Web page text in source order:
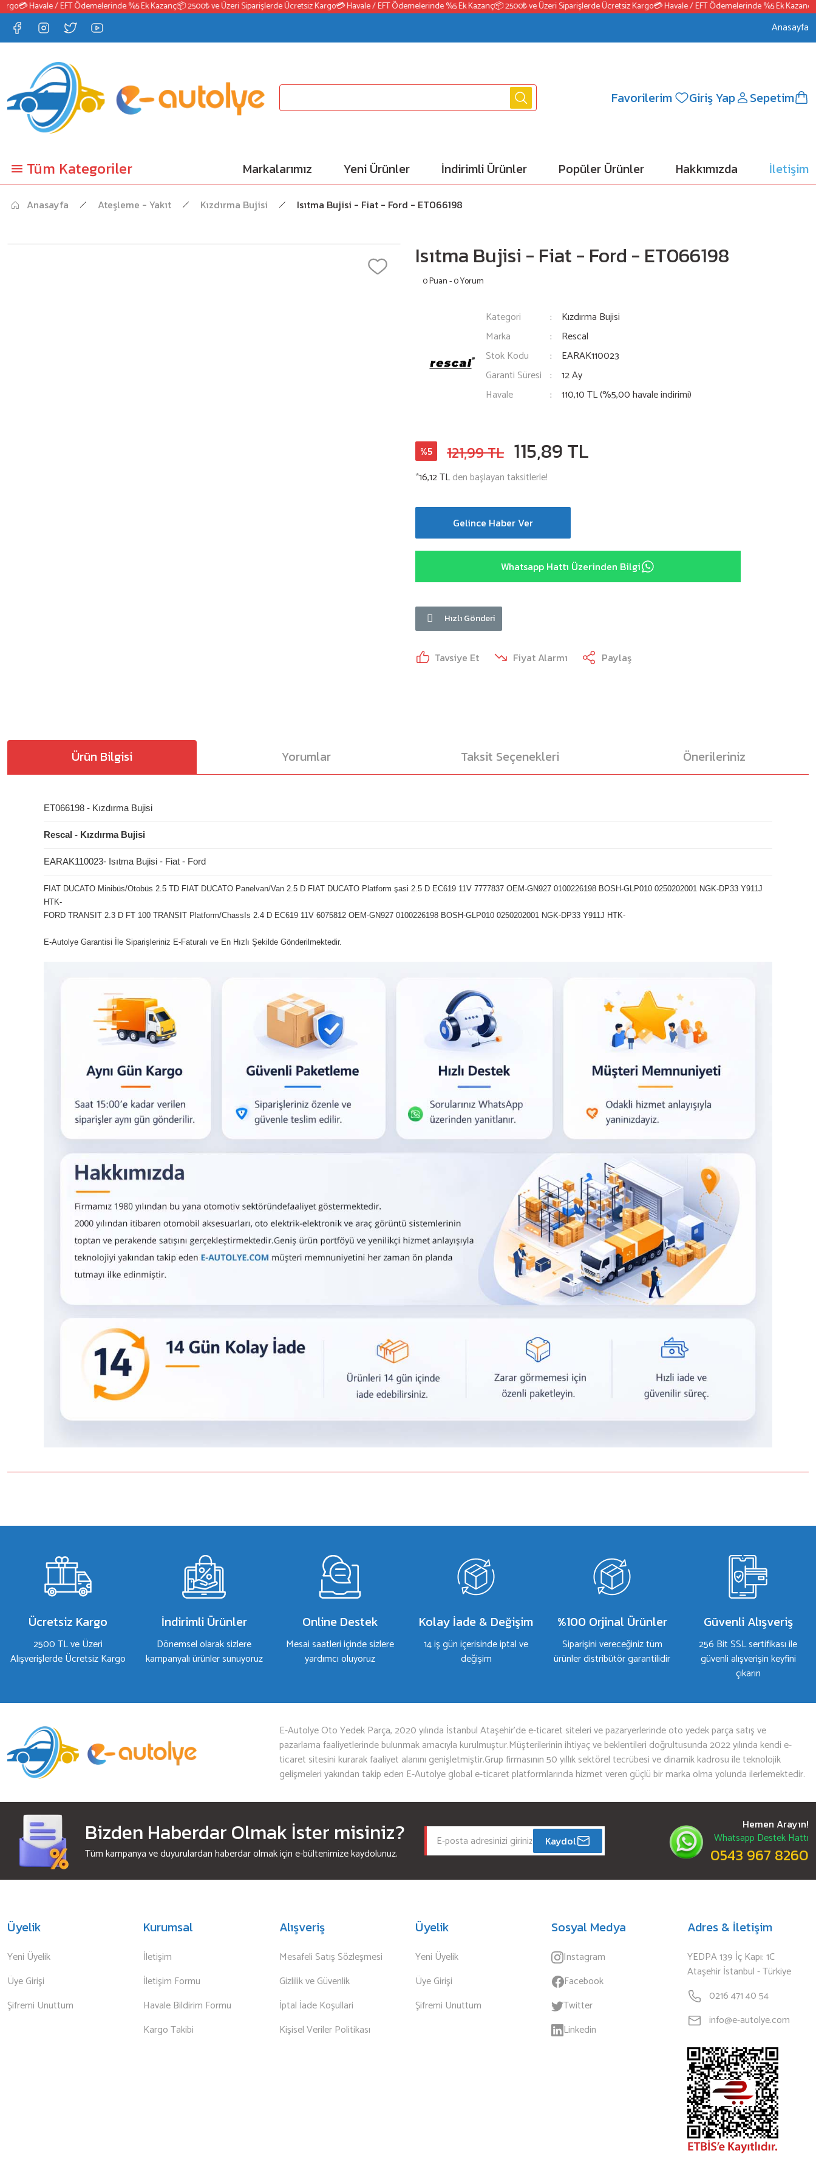
💳 Havale / EFT Ödemelerinde %5 Ek Kazanç📦 2500₺ ve Üzeri Siparişlerde Ücretsiz Kargo💳 Havale / EFT Ödemelerinde %5 Ek Kazanç📦 2500₺ ve Üzeri Siparişlerde Ücretsiz Kargo💳 Havale / EFT Ödemelerinde %5 Ek Kazanç
Anasayfa
Favorilerim Giriş Yap Sepetim
Tüm Kategoriler Markalarımız Yeni Ürünler İndirimli Ürünler Popüler Ürünler Hakkımızda İletişim
Anasayfa Ateşleme - Yakıt Kızdırma Bujisi Isıtma Bujisi - Fiat - Ford - ET066198
Isıtma Bujisi - Fiat - Ford - ET066198
0 Puan - 0 Yorum
Kategori
Kızdırma Bujisi
Marka
Rescal
Stok Kodu
EARAK110023
Garanti Süresi
12 Ay
Havale
110,10 TL (%5,00 havale indirimi)
%5 121,99 TL 115,89 TL
*16,12 TLden başlayan taksitlerle!
Gelince Haber Ver
Whatsapp Hattı Üzerinden Bilgi
Hızlı Gönderi
Tavsiye Et Fiyat Alarmı Paylaş
Ürün Bilgisi Yorumlar Taksit Seçenekleri Önerileriniz
ET066198 - Kızdırma Bujisi
Rescal - Kızdırma Bujisi
EARAK110023- Isıtma Bujisi - Fiat - Ford
FIAT DUCATO Minibüs/Otobüs 2.5 TD FIAT DUCATO Panelvan/Van 2.5 D FIAT DUCATO Platform şasi 2.5 D EC619 11V 7777837 OEM-GN927 0100226198 BOSH-GLP010 0250202001 NGK-DP33 Y911J
HTK-
FORD TRANSIT 2.3 D FT 100 TRANSIT Platform/ChassIs 2.4 D EC619 11V 6075812 OEM-GN927 0100226198 BOSH-GLP010 0250202001 NGK-DP33 Y911J HTK-
E-Autolye Garantisi İle Siparişleriniz E-Faturalı ve En Hızlı Şekilde Gönderilmektedir.
Bu ürüne ilk yorumu siz yapın!
Ürün açıklamasında eksik bilgiler bulunuyor.
Ürün bilgilerinde hatalar bulunuyor.
Ürün fiyatı diğer sitelerden daha pahalı.
Bu ürüne benzer farklı alternatifler olmalı.
Ücretsiz Kargo
2500 TL ve Üzeri
Alışverişlerde Ücretsiz Kargo
İndirimli Ürünler
Dönemsel olarak sizlere
kampanyalı ürünler sunuyoruz
Online Destek
Mesai saatleri içinde sizlere
yardımcı oluyoruz
Kolay İade & Değişim
14 iş gün içerisinde iptal ve
değişim
%100 Orjinal Ürünler
Siparişini vereceğiniz tüm
ürünler distribütör garantilidir
Güvenli Alışveriş
256 Bit SSL sertifikası ile
güvenli alışverişin keyfini
çıkarın
E-Autolye Oto Yedek Parça, 2020 yılında İstanbul Ataşehir’de e-ticaret siteleri ve pazaryerlerinde oto yedek parça satış ve
pazarlama faaliyetlerinde bulunmak amacıyla kurulmuştur.Müşterilerinin ihtiyaç ve beklentileri doğrultusunda 2022 yılında kendi e-
ticaret sitesini kurarak faaliyet alanını genişletmiştir.Grup firmasının 50 yıllık sektörel tecrübesi ve dinamik kadrosu ile teknolojik
gelişmeleri yakından takip eden E-Autolye global e-ticaret platformlarında hizmet veren güçlü bir marka olma yolunda ilerlemektedir.
Bizden Haberdar Olmak İster misiniz?
Tüm kampanya ve duyurulardan haberdar olmak için e-bültenimize kaydolunuz.
Kaydol
Hemen Arayın!
Whatsapp Destek Hattı
0543 967 8260
Üyelik
Yeni Üyelik
Üye Girişi
Şifremi Unuttum
Kurumsal
İletişim
İletişim Formu
Havale Bildirim Formu
Kargo Takibi
Alışveriş
Mesafeli Satış Sözleşmesi
Gizlilik ve Güvenlik
İptal İade Koşullari
Kişisel Veriler Politikası
Üyelik
Yeni Üyelik
Üye Girişi
Şifremi Unuttum
Sosyal Medya
Instagram
Facebook
Twitter
Linkedin
Adres & İletişim
YEDPA 139 İç Kapı: 1C
Ataşehir İstanbul - Türkiye
0216 471 40 54
info@e-autolye.com